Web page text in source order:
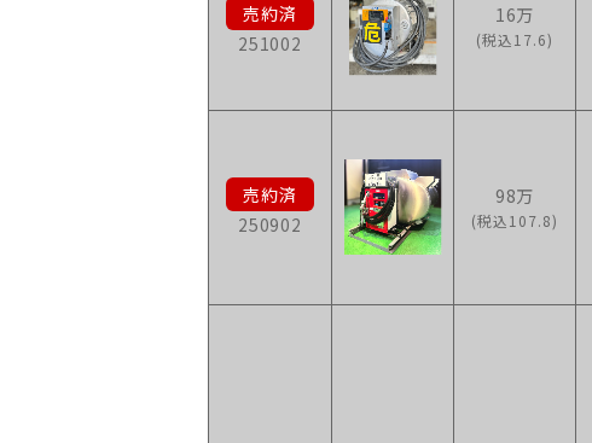
251002
16万
(税込17.6)
250902
98万
(税込107.8)